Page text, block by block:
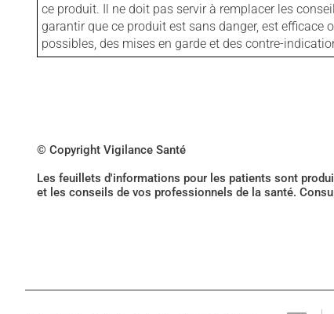
ce produit. Il ne doit pas servir à remplacer les
garantir que ce produit est sans danger, est
possibles, des mises en garde et des contre-
© Copyright Vigilance Santé
Les feuillets d'informations pour les patients sont
et les conseils de vos professionnels de la santé.